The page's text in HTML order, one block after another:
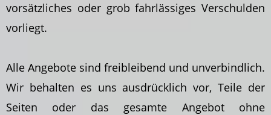
vorsätzliches oder grob fahrlässiges Verschulden
vorliegt.
Alle Angebote sind freibleibend und unverbindlich.
Wir behalten es uns ausdrücklich vor, Teile der
Seiten oder das gesamte Angebot ohne